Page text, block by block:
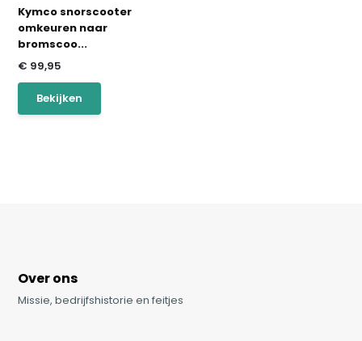
Kymco snorscooter
omkeuren naar
bromscoo...
€ 99,95
Bekijken
Over ons
Missie, bedrijfshistorie en feitjes